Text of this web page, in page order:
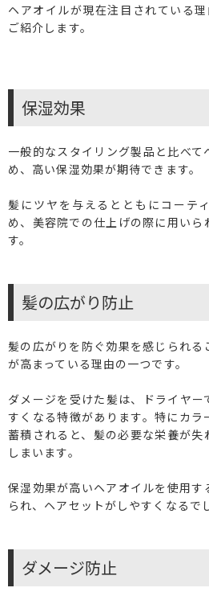
ヘアオイルが現在注目されている
ご紹介します。
保湿効果
一般的なスタイリング製品と比べ
め、高い保湿効果が期待できます。
髪にツヤを与えるとともにコーテ
め、美容院での仕上げの際に用い
す。
髪の広がり防止
髪の広がりを防ぐ効果を感じられ
が高まっている理由の一つです。
ダメージを受けた髪は、ドライヤ
すくなる特徴があります。特にカ
蓄積されると、髪の必要な栄養が失
しまいます。
保湿効果が高いヘアオイルを使用す
られ、ヘアセットがしやすくなるで
ダメージ防止